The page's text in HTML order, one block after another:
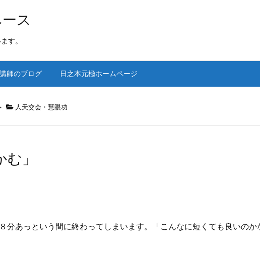
ス
す。
師のブログ 日之本元極ホームページ
人天交会・慧眼功
」
分あっという間に終わってしまいます。「こんなに短くても良いのか